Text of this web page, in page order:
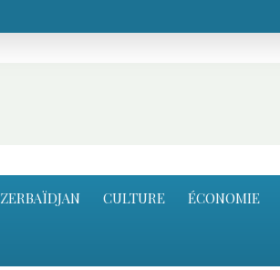
CULTURE ÉCONOMIE